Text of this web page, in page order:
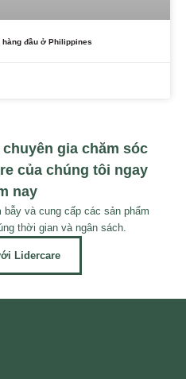
đầu ở Philippines
gia chăm sóc
của chúng tôi ngay
nay
bẫy và cung cấp các sản phẩm
thời gian và ngân sách.
Lidercare